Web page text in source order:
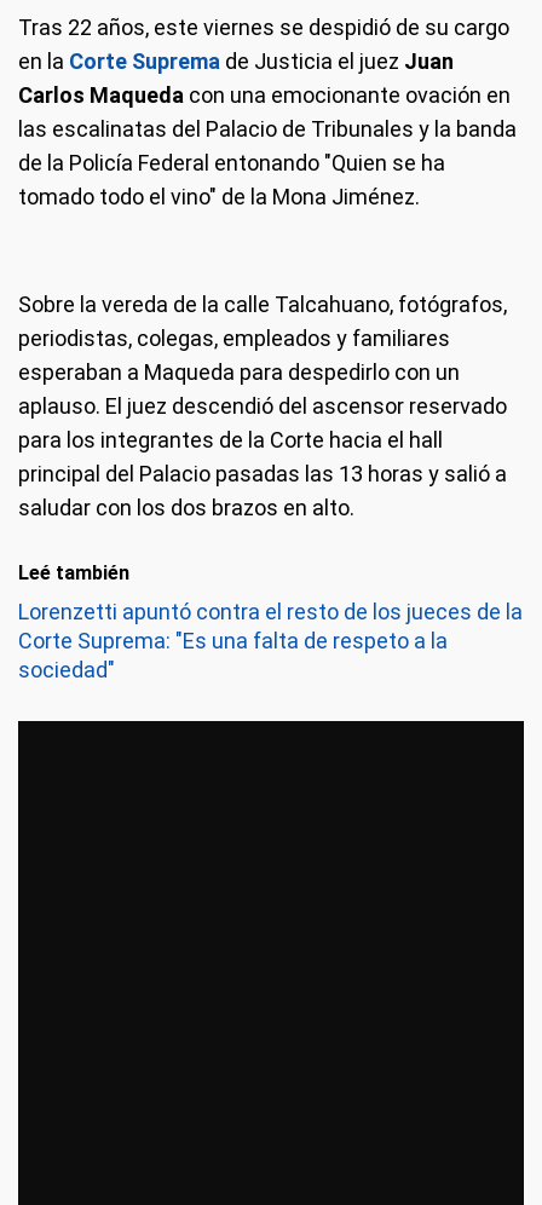
Tras 22 años, este viernes se despidió de su cargo
en la Corte Suprema de Justicia el juez Juan
Carlos Maqueda con una emocionante ovación en
las escalinatas del Palacio de Tribunales y la banda
de la Policía Federal entonando "Quien se ha
tomado todo el vino" de la Mona Jiménez.
Sobre la vereda de la calle Talcahuano, fotógrafos,
periodistas, colegas, empleados y familiares
esperaban a Maqueda para despedirlo con un
aplauso. El juez descendió del ascensor reservado
para los integrantes de la Corte hacia el hall
principal del Palacio pasadas las 13 horas y salió a
saludar con los dos brazos en alto.
Leé también
Lorenzetti apuntó contra el resto de los jueces de la
Corte Suprema: "Es una falta de respeto a la
sociedad"